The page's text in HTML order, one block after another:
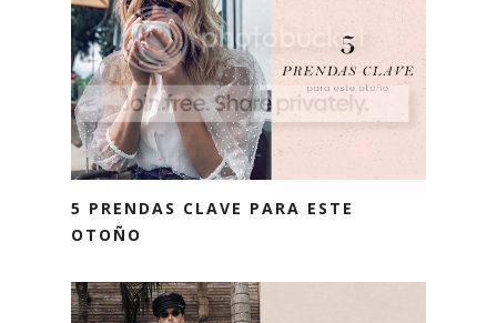
5 PRENDAS CLAVE PARA ESTE
OTOÑO